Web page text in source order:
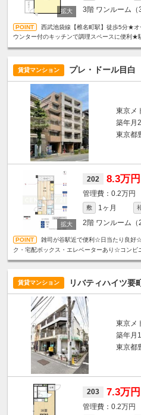
3階 ワンルーム（
西武池袋線【椎名町駅】徒歩5分★
ウンター付のキッチンで調理スペースに便利★
賃貸マンション プレ・ドール目白
東京メ
築年月
東京都
202 8.3万円
0.2万円
敷 1ヶ月
2階 ワンルーム（
雑司が谷駅近で便利☆日当たり良好
ク・宅配ボックス・エレベーターあり☆コンビ
賃貸マンション リバティハイツ要
東京メ
築年月
東京都
203 7.3万円
0.2万円